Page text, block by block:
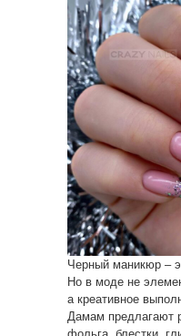
Черный маникюр –
Но в моде не
а креативное
Дамам предлагают